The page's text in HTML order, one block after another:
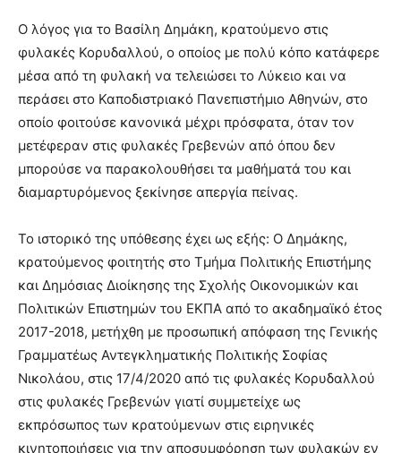
Ο λόγος για το Βασίλη Δημάκη, κρατούμενο στις
φυλακές Κορυδαλλού, ο οποίος με πολύ κόπο κατάφερε
μέσα από τη φυλακή να τελειώσει το Λύκειο και να
περάσει στο Καποδιστριακό Πανεπιστήμιο Αθηνών, στο
οποίο φοιτούσε κανονικά μέχρι πρόσφατα, όταν τον
μετέφεραν στις φυλακές Γρεβενών από όπου δεν
μπορούσε να παρακολουθήσει τα μαθήματά του και
διαμαρτυρόμενος ξεκίνησε απεργία πείνας.
Το ιστορικό της υπόθεσης έχει ως εξής: Ο Δημάκης,
κρατούμενος φοιτητής στο Τμήμα Πολιτικής Επιστήμης
και Δημόσιας Διοίκησης της Σχολής Οικονομικών και
Πολιτικών Επιστημών του ΕΚΠΑ από το ακαδημαϊκό έτος
2017-2018, μετήχθη με προσωπική απόφαση της Γενικής
Γραμματέως Αντεγκληματικής Πολιτικής Σοφίας
Νικολάου, στις 17/4/2020 από τις φυλακές Κορυδαλλού
στις φυλακές Γρεβενών γιατί συμμετείχε ως
εκπρόσωπος των κρατούμενων στις ειρηνικές
κινητοποιήσεις για την αποσυμφόρηση των φυλακών εν